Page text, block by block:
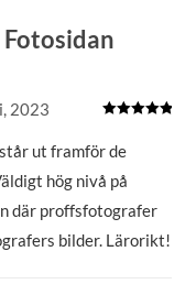
2023
ut framför de
hög nivå på
där proffsfotografer
bilder. Lärorikt!